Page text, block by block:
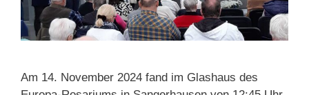
Am 14. November 2024 fand im Glashaus des